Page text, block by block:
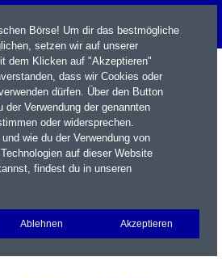
Portfolio Login
Börse! Um dir das bestmögliche
setzen wir auf unserer
dem Klicken auf "Akzeptieren"
dass wir Cookies oder
dürfen. Über den Button
Verwendung der genannten
oder widersprechen.
wie du der Verwendung von
auf dieser Website
findest du in unseren
Ablehnen Akzeptieren